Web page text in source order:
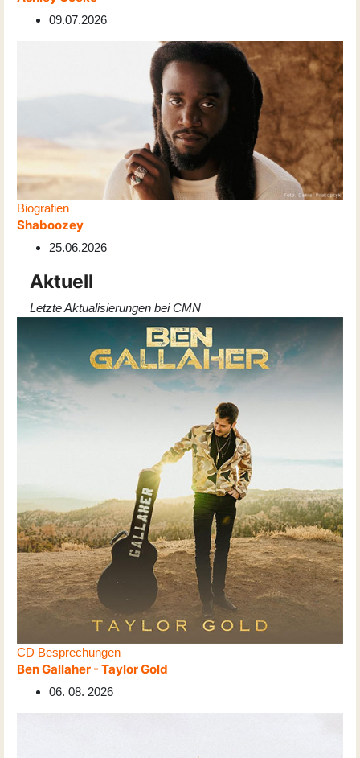
09.07.2026
Biografien
Shaboozey
25.06.2026
Aktuell
Letzte Aktualisierungen bei CMN
CD Besprechungen
Ben Gallaher - Taylor Gold
06. 08. 2026